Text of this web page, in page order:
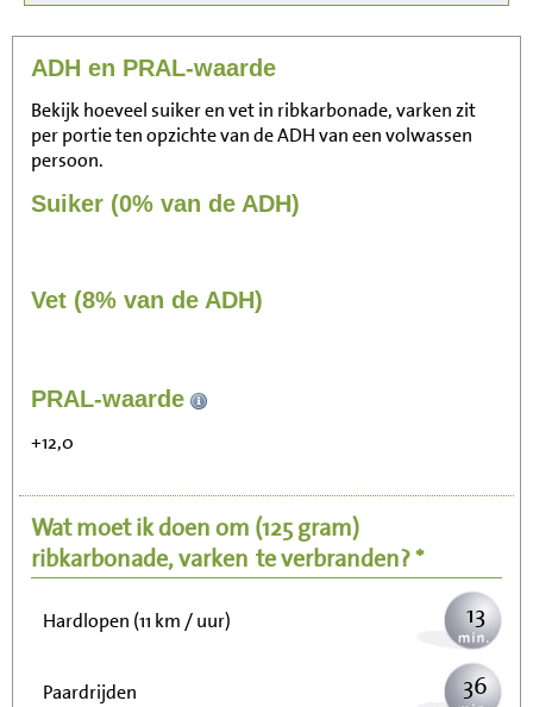
ADH en PRAL-waarde
Bekijk hoeveel suiker en vet in ribkarbonade, varken zit
per portie ten opzichte van de ADH van een volwassen
persoon.
Suiker (0% van de ADH)
Vet (8% van de ADH)
PRAL-waarde
+12,0
Wat moet ik doen om (125 gram)
ribkarbonade, varken te verbranden? *
Zitten, tv kijken
Wandelen (5 km/uur)
Hardlopen (11 km / uur) 13
Paardrijden 36